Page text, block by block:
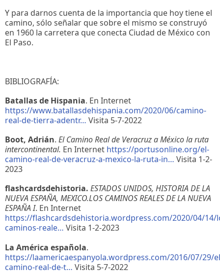
Y para darnos cuenta de la importancia que hoy tiene el
camino, sólo señalar que sobre el mismo se construyó
en 1960 la carretera que conecta Ciudad de México con
El Paso.
BIBLIOGRAFÍA:
Batallas de Hispania. En Internet
https://www.batallasdehispania.com/2020/06/camino-
real-de-tierra-adentr… Visita 5-7-2022
Boot, Adrián. El Camino Real de Veracruz a México la ruta
intercontinental. En Internet https://portusonline.org/el-
camino-real-de-veracruz-a-mexico-la-ruta-in… Visita 1-2-
2023
flashcardsdehistoria. ESTADOS UNIDOS, HISTORIA DE LA
NUEVA ESPAÑA, MEXICO.LOS CAMINOS REALES DE LA NUEVA
ESPAÑA I. En Internet
https://flashcardsdehistoria.wordpress.com/2020/04/14/
caminos-reale… Visita 1-2-2023
La América española.
https://laamericaespanyola.wordpress.com/2016/07/29/
camino-real-de-t… Visita 5-7-2022